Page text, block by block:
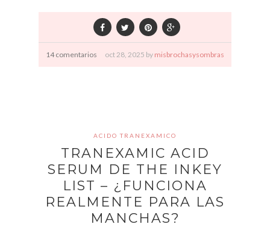
14 comentarios oct28, 2025 by misbrochasysombras
ACIDO TRANEXAMICO
TRANEXAMIC ACID
SERUM DE THE INKEY
LIST – ¿FUNCIONA
REALMENTE PARA LAS
MANCHAS?